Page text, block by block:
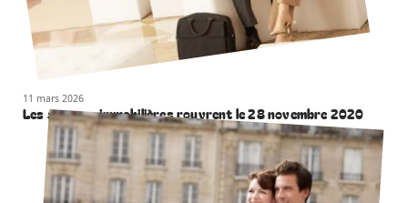
11 mars 2026
Les agences immobilières rouvrent le 28 novembre 2020